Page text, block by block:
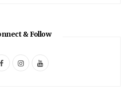
& Follow
F
I
Y